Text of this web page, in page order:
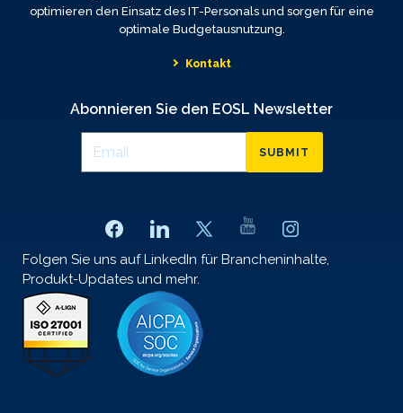
optimieren den Einsatz des IT-Personals und sorgen für eine
optimale Budgetausnutzung.
Kontakt
Abonnieren Sie den EOSL Newsletter
SUBMIT
Folgen Sie uns auf LinkedIn für Brancheninhalte,
Produkt-Updates und mehr.